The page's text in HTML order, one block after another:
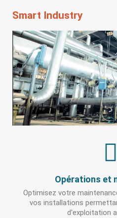
Smart Industry
Opérations et
Optimisez votre
vos installations
d'exploitation